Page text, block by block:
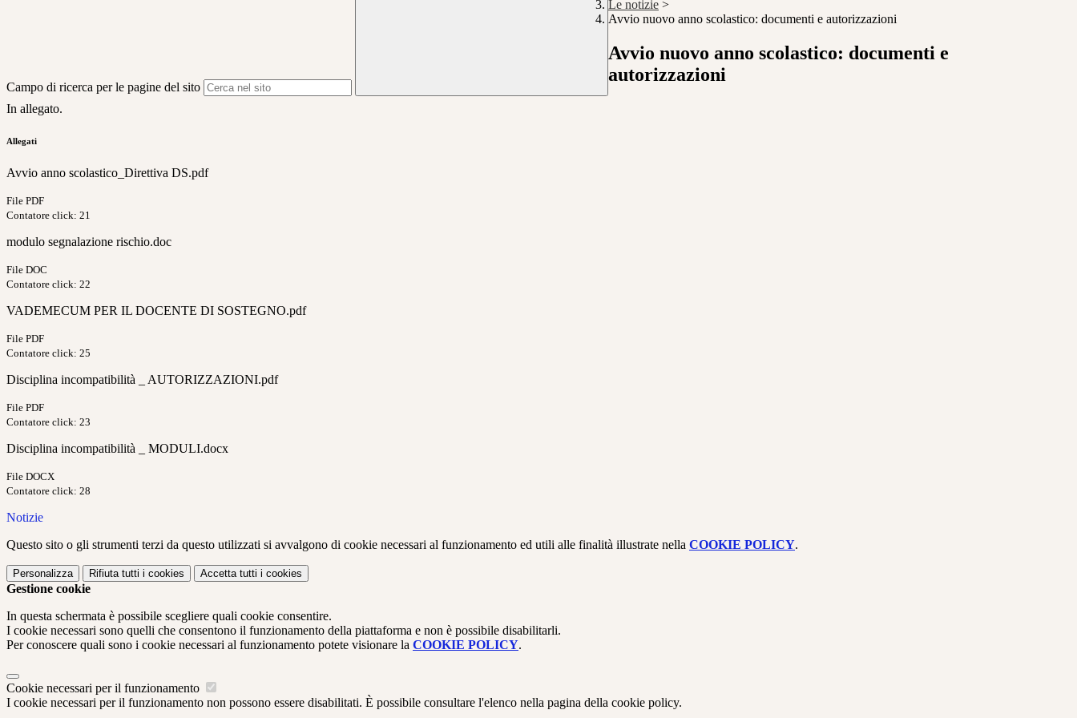
Campo di ricerca per le pagine del sito
Le notizie >
Avvio nuovo anno scolastico: documenti e autorizzazioni
Avvio nuovo anno scolastico: documenti e
autorizzazioni
In allegato.
Allegati
Avvio anno scolastico_Direttiva DS.pdf
File PDF
Contatore click: 21
modulo segnalazione rischio.doc
File DOC
Contatore click: 22
VADEMECUM PER IL DOCENTE DI SOSTEGNO.pdf
File PDF
Contatore click: 25
Disciplina incompatibilità _ AUTORIZZAZIONI.pdf
File PDF
Contatore click: 23
Disciplina incompatibilità _ MODULI.docx
File DOCX
Contatore click: 28
Notizie
Questo sito o gli strumenti terzi da questo utilizzati si avvalgono di cookie necessari al funzionamento ed utili alle finalità illustrate nella COOKIE POLICY.
Personalizza Rifiuta tutti i cookies Accetta tutti i cookies
Gestione cookie
In questa schermata è possibile scegliere quali cookie consentire.
I cookie necessari sono quelli che consentono il funzionamento della piattaforma e non è possibile disabilitarli.
Per conoscere quali sono i cookie necessari al funzionamento potete visionare la COOKIE POLICY.
Cookie necessari per il funzionamento
I cookie necessari per il funzionamento non possono essere disabilitati. È possibile consultare l'elenco nella pagina della cookie policy.